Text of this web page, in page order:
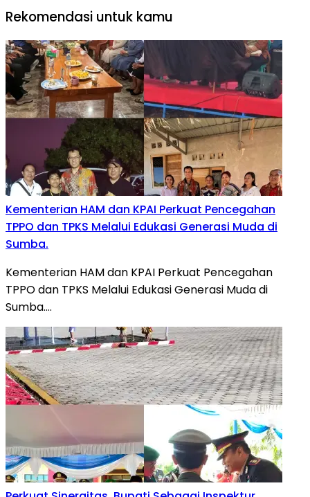
Rekomendasi untuk kamu
Kementerian HAM dan KPAI Perkuat Pencegahan
TPPO dan TPKS Melalui Edukasi Generasi Muda di
Sumba.
Kementerian HAM dan KPAI Perkuat Pencegahan
TPPO dan TPKS Melalui Edukasi Generasi Muda di
Sumba….